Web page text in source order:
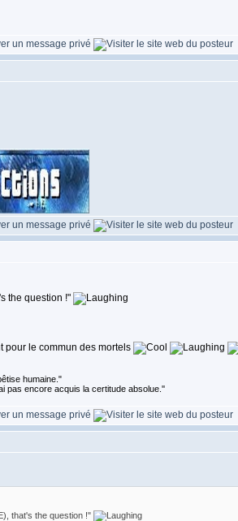
the question !"
pour le commun des mortels
humaine."
pas encore acquis la certitude absolue.''
that's the question !"